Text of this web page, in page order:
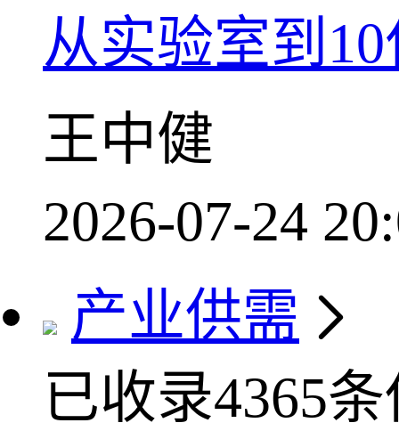
从实验室到
王中健
2026-07-24
产业供需
已收录4365